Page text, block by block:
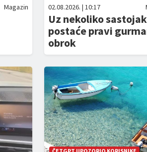
Magazin 02.08.2026. | 10:17
Uz nekoliko
postaće pravi
obrok